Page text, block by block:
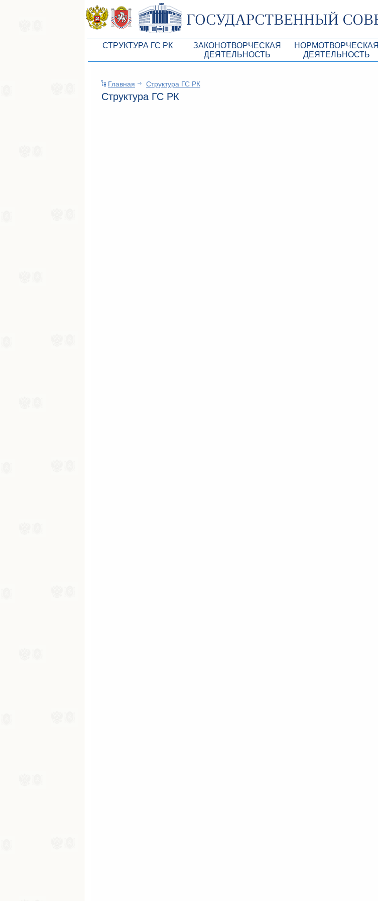
СТРУКТУРА ГС РК
Президиум ГС РК
Депутатский корпус
ЗАКОНОТВОРЧЕСКАЯ
ДЕЯТЕЛЬНОСТЬ
Бюджет Республики Крым
НОРМОТВОРЧЕСКАЯ
ДЕЯТЕЛЬНОСТЬ
Главная Структура ГС РК
Структура ГС РК